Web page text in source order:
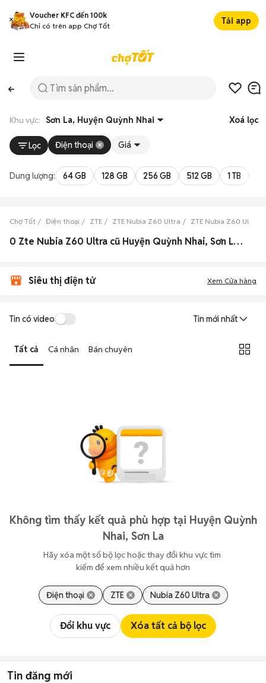
Voucher KFC đến 100k
Chỉ có trên app Chợ Tốt
Tải app
Khu vực: Sơn La, Huyện Quỳnh Nhai Xoá lọc
Lọc Điện thoại Giá
Dung lượng: 64 GB 128 GB 256 GB 512 GB 1 TB
Chợ Tốt Điện thoại ZTE ZTE Nubia Z60 Ultra ZTE Nubia Z60 Ultra
0 Zte Nubia Z60 Ultra cũ Huyện Quỳnh Nhai, Sơn La đẹp
Siêu thị điện tử Xem Cửa hàng
Tin có video Tin mới nhất
Tất cả Cá nhân Bán chuyên
Không tìm thấy kết quả phù hợp tại Huyện Quỳnh
Nhai, Sơn La
Hãy xóa một số bộ lọc hoặc thay đổi khu vực tìm
kiếm để xem nhiều kết quả hơn
Điện thoại ZTE Nubia Z60 Ultra
Đổi khu vực Xóa tất cả bộ lọc
Tin đăng mới